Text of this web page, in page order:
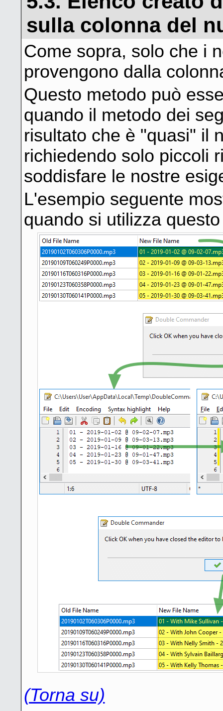
sulla colonna del
Come sopra, solo che i
provengono dalla
Questo metodo può
quando il metodo dei
risultato che è "quasi" il
richiedendo solo piccoli
soddisfare le nostre
L'esempio seguente
quando si utilizza
(Torna su)